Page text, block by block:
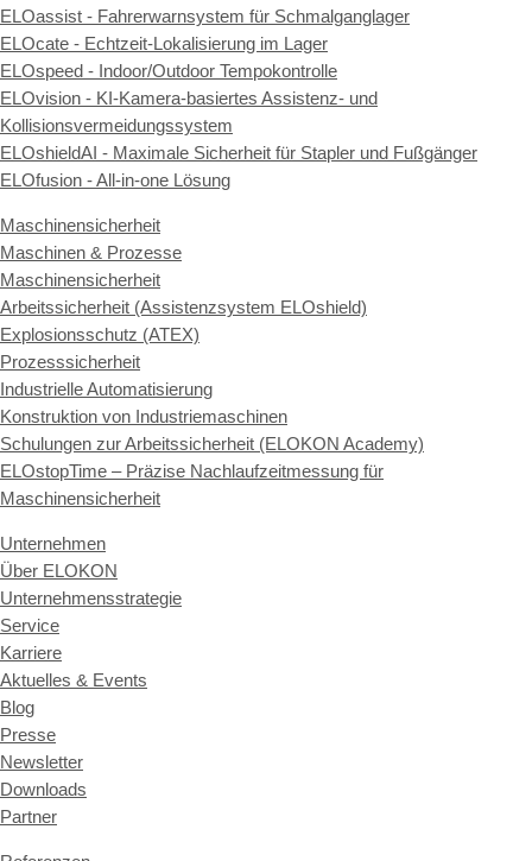
ELOassist - Fahrerwarnsystem für Schmalganglager
ELOcate - Echtzeit-Lokalisierung im Lager
ELOspeed - Indoor/Outdoor Tempokontrolle
ELOvision - KI-Kamera-basiertes Assistenz- und
Kollisionsvermeidungssystem
ELOshieldAI - Maximale Sicherheit für Stapler und Fußgänger
ELOfusion - All-in-one Lösung
Maschinensicherheit
Maschinen & Prozesse
Maschinensicherheit
Arbeitssicherheit (Assistenzsystem ELOshield)
Explosionsschutz (ATEX)
Prozesssicherheit
Industrielle Automatisierung
Konstruktion von Industriemaschinen
Schulungen zur Arbeitssicherheit (ELOKON Academy)
ELOstopTime – Präzise Nachlaufzeitmessung für
Maschinensicherheit
Unternehmen
Über ELOKON
Unternehmensstrategie
Service
Karriere
Aktuelles & Events
Blog
Presse
Newsletter
Downloads
Partner